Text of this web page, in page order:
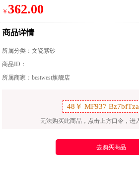
￥ 362.00
商品详情
所属分类：文瓷紫砂
商品ID：
所属商家：bestwest旗舰店
无法购买此商品，点击上方口令，进
去购买商品